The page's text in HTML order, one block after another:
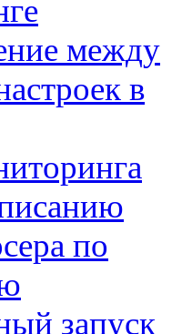
между
в
по
запуск